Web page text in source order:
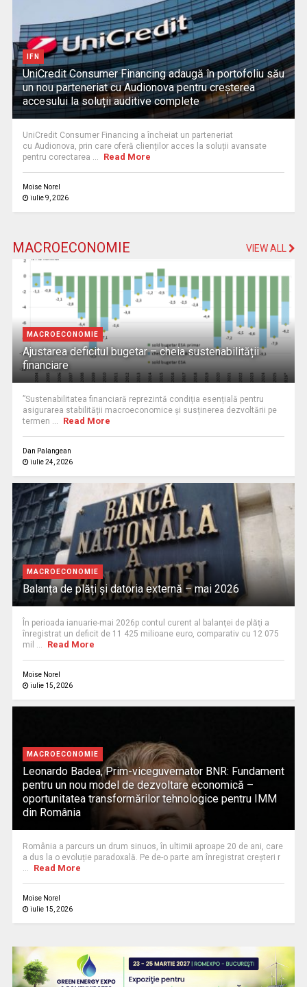
IFN
UniCredit Consumer Financing adaugă în portofoliu său
un nou parteneriat cu Audionova pentru creșterea
accesului la soluții auditive complete
UniCredit Consumer Financing a încheiat un parteneriat
cu Audionova, prin care oferă clienților acces la soluții avansate
pentru corectarea ...
Read More
Moise Norel
iulie 9, 2026
MACROECONOMIE VIEW ALL
MACROECONOMIE
Ajustarea deficitul bugetar – cheia sustenabilității
financiare
”Sustenabilitatea financiară reprezintă condiția esențială pentru
asigurarea stabilității macroeconomice și susținerea dezvoltării pe
termen ...
Read More
Dan Palangean
iulie 24, 2026
MACROECONOMIE
Balanța de plăți și datoria externă – mai 2026
În perioada ianuarie-mai 2026p contul curent al balanţei de plăţi a
înregistrat un deficit de 11 425 milioane euro, comparativ cu 12 075
mil ...
Read More
Moise Norel
iulie 15, 2026
MACROECONOMIE
Leonardo Badea, Prim-viceguvernator BNR: Fundament
pentru un nou model de dezvoltare economică –
oportunitatea transformărilor tehnologice pentru IMM
din România
România a parcurs un drum sinuos, în ultimii aproape 20 de ani, care
a dus la o evoluție paradoxală. Pe de-o parte am înregistrat creșteri r
...
Read More
Moise Norel
iulie 15, 2026